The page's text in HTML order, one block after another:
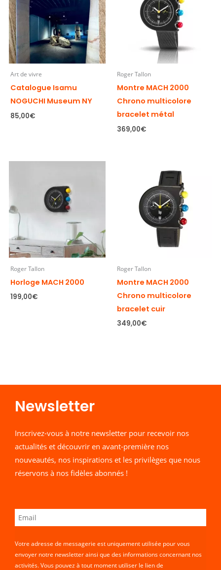
brillant
ποσότητα
Art de vivre
Catalogue Isamu
NOGUCHI Museum NY
85,00€
Roger Tallon
Montre MACH 2000
Chrono multicolore
bracelet métal
369,00€
Roger Tallon
Horloge MACH 2000
199,00€
Roger Tallon
Montre MACH 2000
Chrono multicolore
bracelet cuir
349,00€
Newsletter​
Inscrivez-vous à notre newsletter pour recevoir nos
actualités et découvrir en avant-première nos
nouveautés, nos inspirations et les privilèges que nous
réservons à nos fidèles abonnés !
Votre adresse de messagerie est uniquement utilisée pour vous
envoyer notre newsletter ainsi que des informations concernant nos
activités. Vous pouvez à tout moment utiliser le lien de